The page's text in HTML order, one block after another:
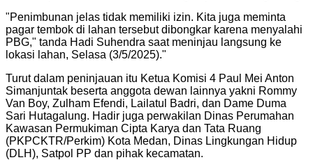
"Penimbunan jelas tidak memiliki izin. Kita juga meminta
pagar tembok di lahan tersebut dibongkar karena menyalahi
PBG," tanda Hadi Suhendra saat meninjau langsung ke
lokasi lahan, Selasa (3/5/2025)."
Turut dalam peninjauan itu Ketua Komisi 4 Paul Mei Anton
Simanjuntak beserta anggota dewan lainnya yakni Rommy
Van Boy, Zulham Efendi, Lailatul Badri, dan Dame Duma
Sari Hutagalung. Hadir juga perwakilan Dinas Perumahan
Kawasan Permukiman Cipta Karya dan Tata Ruang
(PKPCKTR/Perkim) Kota Medan, Dinas Lingkungan Hidup
(DLH), Satpol PP dan pihak kecamatan.